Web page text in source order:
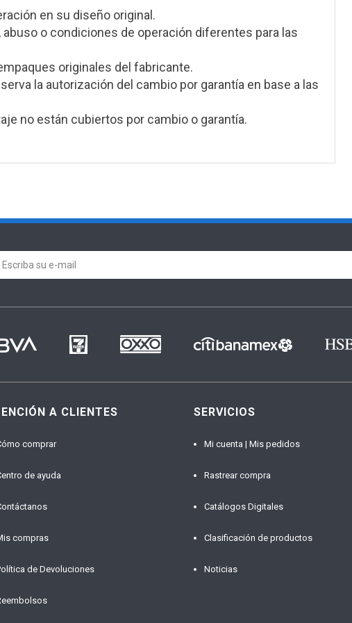
en su diseño original.
o condiciones de operación diferentes para las
originales del fabricante.
la autorización del cambio por garantía en base a las
no están cubiertos por cambio o garantía.
A CLIENTES
comprar
de ayuda
compras
de Devoluciones
SERVICIOS
Mi cuenta | Mis pedidos
Rastrear compra
Catálogos Digitales
Clasificación de productos
Noticias